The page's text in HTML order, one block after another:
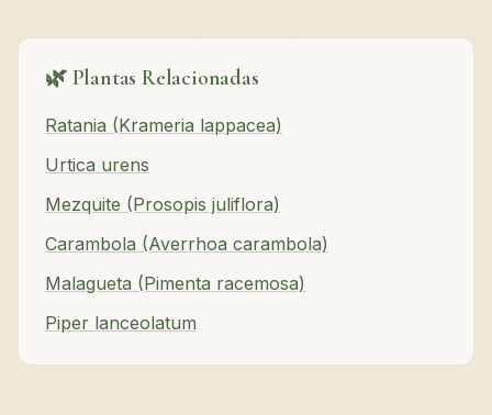
🌿 Plantas Relacionadas
Ratania (Krameria lappacea)
Urtica urens
Mezquite (Prosopis juliflora)
Carambola (Averrhoa carambola)
Malagueta (Pimenta racemosa)
Piper lanceolatum